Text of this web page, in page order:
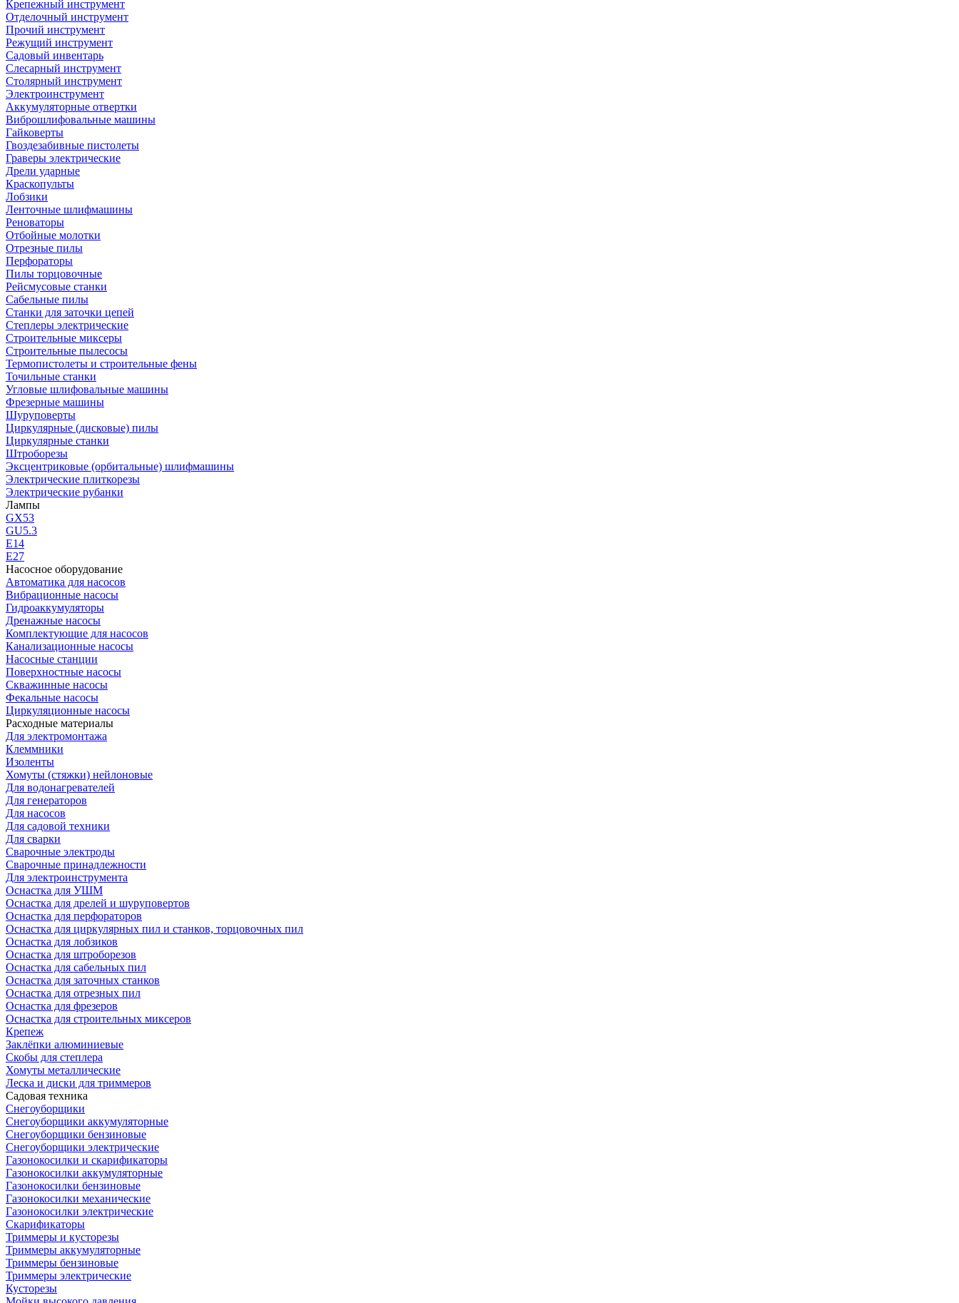
Крепежный инструмент
Отделочный инструмент
Прочий инструмент
Режущий инструмент
Садовый инвентарь
Слесарный инструмент
Столярный инструмент
Электроинструмент
Аккумуляторные отвертки
Виброшлифовальные машины
Гайковерты
Гвоздезабивные пистолеты
Граверы электрические
Дрели ударные
Краскопульты
Лобзики
Ленточные шлифмашины
Реноваторы
Отбойные молотки
Отрезные пилы
Перфораторы
Пилы торцовочные
Рейсмусовые станки
Сабельные пилы
Станки для заточки цепей
Степлеры электрические
Строительные миксеры
Строительные пылесосы
Термопистолеты и строительные фены
Точильные станки
Угловые шлифовальные машины
Фрезерные машины
Шуруповерты
Циркулярные (дисковые) пилы
Циркулярные станки
Штроборезы
Эксцентриковые (орбитальные) шлифмашины
Электрические плиткорезы
Электрические рубанки
Лампы
GX53
GU5.3
Е14
Е27
Насосное оборудование
Автоматика для насосов
Вибрационные насосы
Гидроаккумуляторы
Дренажные насосы
Комплектующие для насосов
Канализационные насосы
Насосные станции
Поверхностные насосы
Скважинные насосы
Фекальные насосы
Циркуляционные насосы
Расходные материалы
Для электромонтажа
Клеммники
Изоленты
Хомуты (стяжки) нейлоновые
Для водонагревателей
Для генераторов
Для насосов
Для садовой техники
Для сварки
Сварочные электроды
Сварочные принадлежности
Для электроинструмента
Оснастка для УШМ
Оснастка для дрелей и шуруповертов
Оснастка для перфораторов
Оснастка для циркулярных пил и станков, торцовочных пил
Оснастка для лобзиков
Оснастка для штроборезов
Оснастка для сабельных пил
Оснастка для заточных станков
Оснастка для отрезных пил
Оснастка для фрезеров
Оснастка для строительных миксеров
Крепеж
Заклёпки алюминиевые
Скобы для степлера
Хомуты металлические
Леска и диски для триммеров
Садовая техника
Снегоуборщики
Снегоуборщики аккумуляторные
Снегоуборщики бензиновые
Снегоуборщики электрические
Газонокосилки и скарификаторы
Газонокосилки аккумуляторные
Газонокосилки бензиновые
Газонокосилки механические
Газонокосилки электрические
Скарификаторы
Триммеры и кусторезы
Триммеры аккумуляторные
Триммеры бензиновые
Триммеры электрические
Кусторезы